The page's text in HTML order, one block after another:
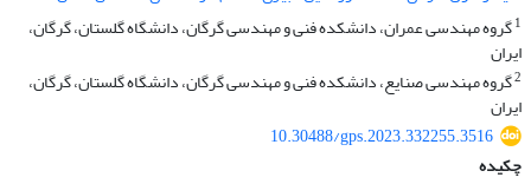
1گروه مهندسی عمران، دانشکده فنی و مهندسی گرگان، دانشگاه گلستان، گرگان،
ایران
2گروه مهندسی صنایع، دانشکده فنی و مهندسی گرگان، دانشگاه گلستان، گرگان،
ایران
10.30488/gps.2023.332255.3516
چکیده